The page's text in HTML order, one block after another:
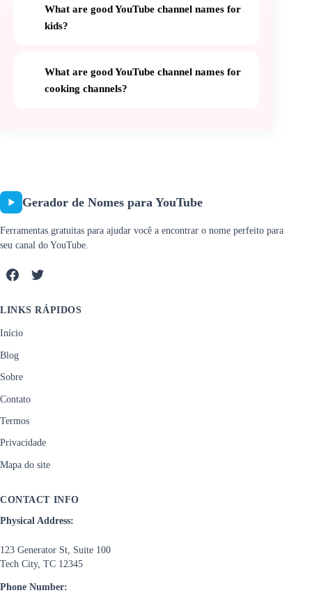
What are good YouTube channel names for
kids?
What are good YouTube channel names for
cooking channels?
Gerador de Nomes para YouTube
Ferramentas gratuitas para ajudar você a encontrar o nome perfeito para
seu canal do YouTube.
LINKS RÁPIDOS
Início
Blog
Sobre
Contato
Termos
Privacidade
Mapa do site
CONTACT INFO
Physical Address:
123 Generator St, Suite 100
Tech City, TC 12345
Phone Number: